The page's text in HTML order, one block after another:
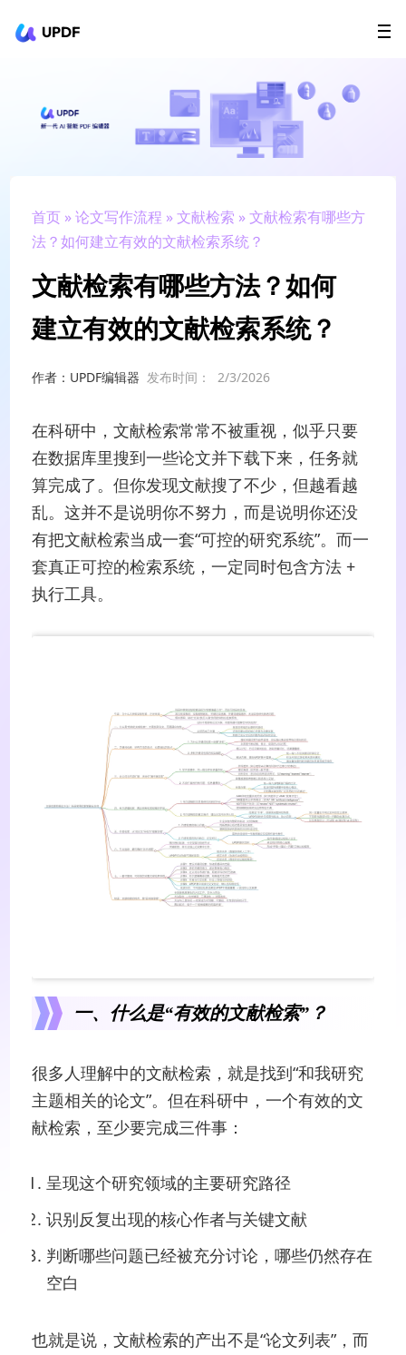
UPDF
AI Agents
政企采购
升级会员
首页 »论文写作流程 »文献检索 » 文献检索有哪些方
法？如何建立有效的文献检索系统？
文献检索有哪些方法？如何
建立有效的文献检索系统？
作者：UPDF编辑器 发布时间： 2/3/2026
在科研中，文献检索常常不被重视，似乎只要
在数据库里搜到一些论文并下载下来，任务就
算完成了。但你发现文献搜了不少，但越看越
乱。这并不是说明你不努力，而是说明你还没
有把文献检索当成一套“可控的研究系统”。而一
套真正可控的检索系统，一定同时包含方法 +
执行工具。
一、什么是“有效的文献检索”？
很多人理解中的文献检索，就是找到“和我研究
主题相关的论文”。但在科研中，一个有效的文
献检索，至少要完成三件事：
呈现这个研究领域的主要研究路径
识别反复出现的核心作者与关键文献
判断哪些问题已经被充分讨论，哪些仍然存在
空白
也就是说，文献检索的产出不是“论文列表”，而